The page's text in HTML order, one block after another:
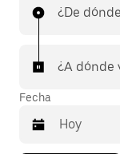
¿De
¿A dónde
Fecha